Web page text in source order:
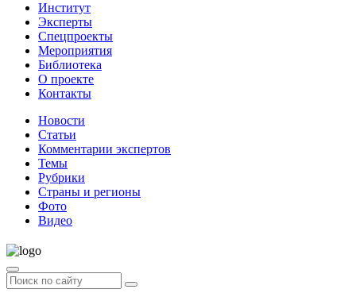
Институт
Эксперты
Спецпроекты
Мероприятия
Библиотека
О проекте
Контакты
Новости
Статьи
Комментарии экспертов
Темы
Рубрики
Страны и регионы
Фото
Видео